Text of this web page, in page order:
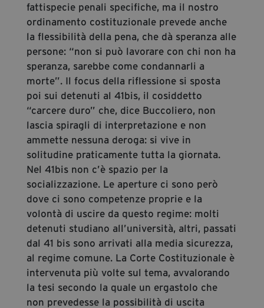
fattispecie penali specifiche, ma il nostro
ordinamento costituzionale prevede anche
la flessibilità della pena, che dà speranza alle
persone: “non si può lavorare con chi non ha
speranza, sarebbe come condannarli a
morte”. Il focus della riflessione si sposta
poi sui detenuti al 41bis, il cosiddetto
“carcere duro” che, dice Buccoliero, non
lascia spiragli di interpretazione e non
ammette nessuna deroga: si vive in
solitudine praticamente tutta la giornata.
Nel 41bis non c’è spazio per la
socializzazione. Le aperture ci sono però
dove ci sono competenze proprie e la
volontà di uscire da questo regime: molti
detenuti studiano all’università, altri, passati
dal 41 bis sono arrivati alla media sicurezza,
al regime comune. La Corte Costituzionale è
intervenuta più volte sul tema, avvalorando
la tesi secondo la quale un ergastolo che
non prevedesse la possibilità di uscita